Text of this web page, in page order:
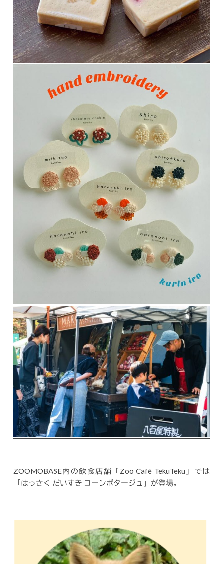
ZOOMOBASE内の飲食店舗「Zoo Café TekuTeku」では
「はっさく だいすき コーンポタージュ」が登場。